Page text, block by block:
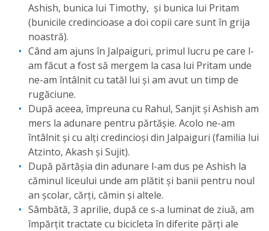
Ashish, bunica lui Timothy, și bunica lui Pritam
(bunicile credincioase a doi copii care sunt în grija
noastră).
Când am ajuns în Jalpaiguri, primul lucru pe care l-
am făcut a fost să mergem la casa lui Pritam unde
ne-am întâlnit cu tatăl lui și am avut un timp de
rugăciune.
După aceea, împreuna cu Rahul, Sanjit și Ashish am
mers la adunare pentru părtășie. Acolo ne-am
întâlnit și cu alți credincioși din Jalpaiguri (familia lui
Atzinto, Akash și Sujit).
După părtășia din adunare l-am dus pe Ashish la
căminul liceului unde am plătit și banii pentru noul
an școlar, cărți, cămin și altele.
Sâmbătă, 3 aprilie, după ce s-a luminat de ziuă, am
împărțit tractate cu bicicleta în diferite părți ale